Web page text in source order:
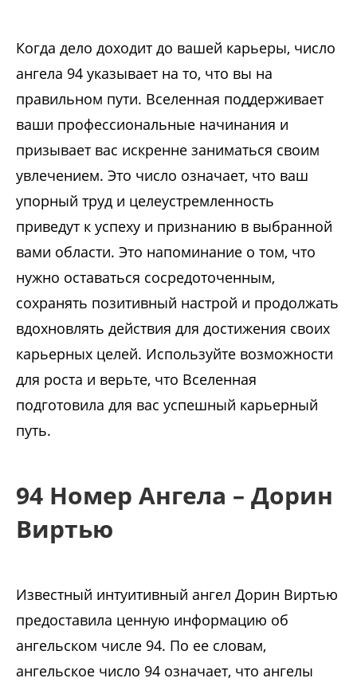
Когда дело доходит до вашей карьеры, число
ангела 94 указывает на то, что вы на
правильном пути. Вселенная поддерживает
ваши профессиональные начинания и
призывает вас искренне заниматься своим
увлечением. Это число означает, что ваш
упорный труд и целеустремленность
приведут к успеху и признанию в выбранной
вами области. Это напоминание о том, что
нужно оставаться сосредоточенным,
сохранять позитивный настрой и продолжать
вдохновлять действия для достижения своих
карьерных целей. Используйте возможности
для роста и верьте, что Вселенная
подготовила для вас успешный карьерный
путь.
94 Номер Ангела – Дорин
Виртью
Известный интуитивный ангел Дорин Виртью
предоставила ценную информацию об
ангельском числе 94. По ее словам,
ангельское число 94 означает, что ангелы